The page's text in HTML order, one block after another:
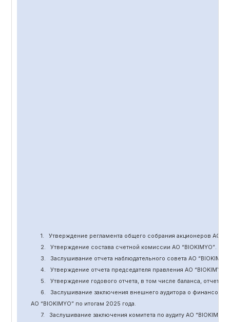
1. Утверждение регламента общего собрания акционеров АО “
2.
Утверждение состава счетной комиссии АО “BIOKIMYO”.
3.
Заслушивание отчета наблюдательного совета АО “BIOKIMYO
4.
Утверждение отчета председателя правления АО “BIOKIMYO
5.
Утверждение годового отчета, в том числе баланса, отчет о
6.
Заслушивание заключения внешнего аудитора о финансовой
АО “BIOKIMYO”по итогам 2025 года.
7.
Заслушивание заключения комитета по аудитуАО “BIOKIMYO